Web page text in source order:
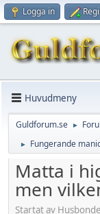
Logga in
Huvudmeny
Guldforum.se ►
► Fungerande
Matta i
men
Startat av